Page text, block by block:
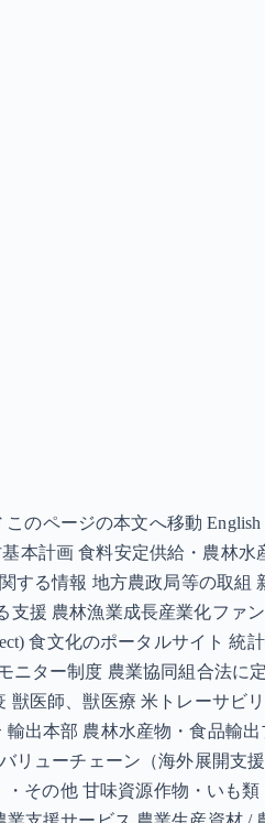
のページの本文へ移動
本計画 食料安定供給・農林
る情報 地方農政局等の取
援 農林漁業成長産業化ファ
食文化のポータルサイト
ニター制度 農業協同組合法
医師、獣医療 米トレーサ
出本部 農林水産物・食品輸
リューチェーン（海外展開
その他 甘味資源作物・いも